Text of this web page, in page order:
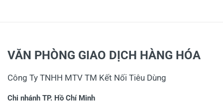
VĂN PHÒNG GIAO DỊCH HÀNG HÓA
Công Ty TNHH MTV TM Kết Nối Tiêu Dùng
Chi nhánh TP. Hồ Chí Minh